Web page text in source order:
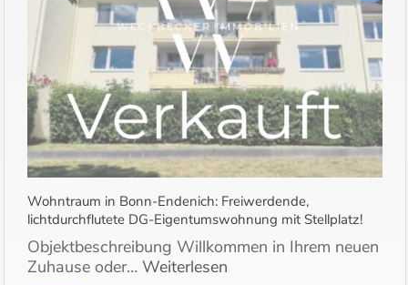
Wohntraum in Bonn-Endenich: Freiwerdende,
lichtdurchflutete DG-Eigentumswohnung mit Stellplatz!
Objektbeschreibung Willkommen in Ihrem neuen
Zuhause oder… Weiterlesen